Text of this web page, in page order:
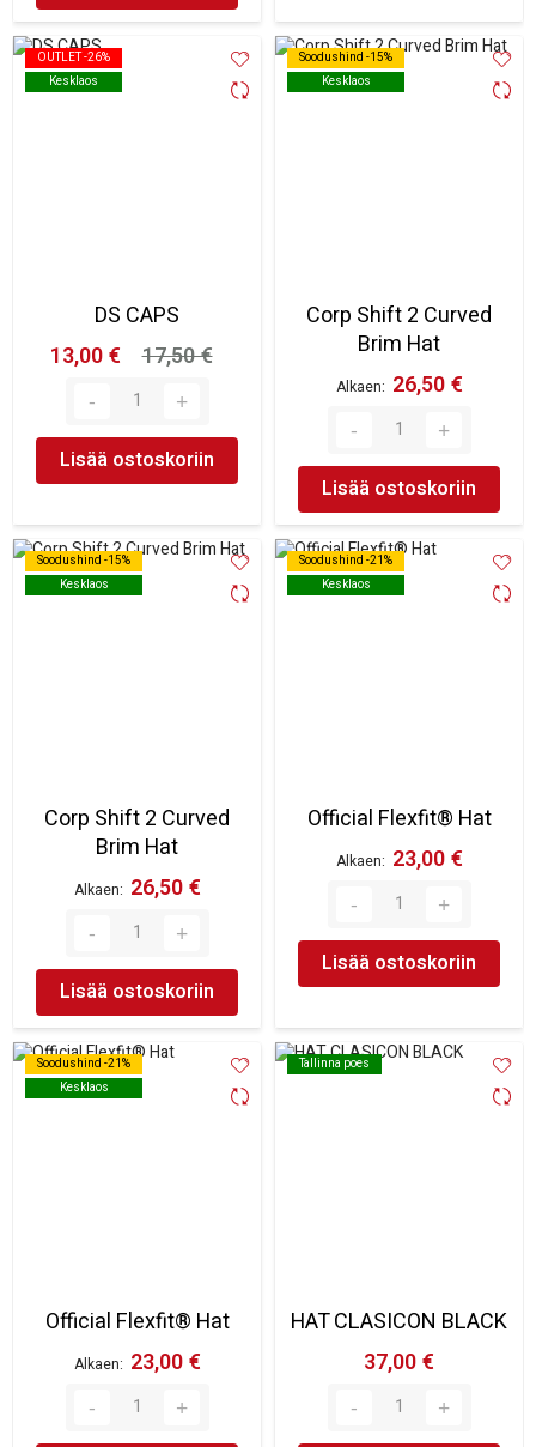
OUTLET -26%
Kesklaos
OUTLET -26%
Kesklaos
DS CAPS
13,00 €
17,50 €
Lisää ostoskoriin
Soodushind -15%
Kesklaos
Soodushind -15%
Kesklaos
Corp Shift 2 Curved
Brim Hat
Alkaen 26,50 €
Lisää ostoskoriin
Soodushind -15%
Kesklaos
Soodushind -15%
Kesklaos
Corp Shift 2 Curved
Brim Hat
Alkaen 26,50 €
Lisää ostoskoriin
Soodushind -21%
Kesklaos
Soodushind -21%
Kesklaos
Official Flexfit® Hat
Alkaen 23,00 €
Lisää ostoskoriin
Soodushind -21%
Kesklaos
Soodushind -21%
Kesklaos
Official Flexfit® Hat
Alkaen 23,00 €
Tallinna poes
Tallinna poes
HAT CLASICON BLACK
37,00 €